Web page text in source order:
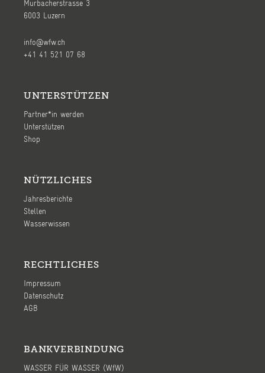
Murbacherstrasse 3
6003 Luzern
info@wfw.ch
+41 41 521 07 68
UNTERSTÜTZEN
Partner*in werden
Unterstützen
Shop
NÜTZLICHES
Jahresberichte
Stellen
Wasserwissen
RECHTLICHES
Impressum
Datenschutz
AGB
BANKVERBINDUNG
WASSER FÜR WASSER (WfW)